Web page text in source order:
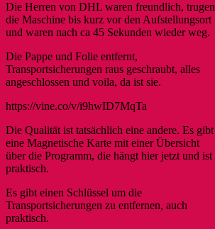
Die Herren von DHL waren freundlich, trugen
die Maschine bis kurz vor den Aufstellungsort
und waren nach ca 45 Sekunden wieder weg.
Die Pappe und Folie entfernt,
Transportsicherungen raus geschraubt, alles
angeschlossen und voila, da ist sie.
https://vine.co/v/i9hwID7MqTa
Die Qualität ist tatsächlich eine andere. Es gibt
eine Magnetische Karte mit einer Übersicht
über die Programm, die hängt hier jetzt und ist
praktisch.
Es gibt einen Schlüssel um die
Transportsicherungen zu entfernen, auch
praktisch.